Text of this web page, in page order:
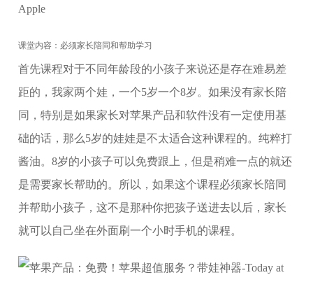
课堂内容：必须家长陪同和帮助学习
首先课程对于不同年龄段的小孩子来说还是存在难易差
距的，我家两个娃，一个5岁一个8岁。如果没有家长陪
同，特别是如果家长对苹果产品和软件没有一定使用基
础的话，那么5岁的娃娃是不太适合这种课程的。纯粹打
酱油。8岁的小孩子可以免费跟上，但是稍难一点的就还
是需要家长帮助的。所以，如果这个课程必须家长陪同
并帮助小孩子，这不是那种你把孩子送进去以后，家长
就可以自己坐在外面刷一个小时手机的课程。